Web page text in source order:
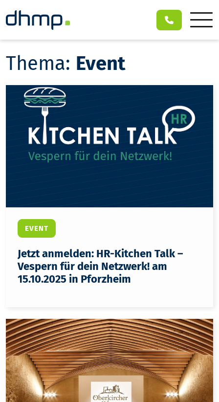
Thema: Event
EVENT
Jetzt anmelden: HR-Kitchen Talk –
Vespern für dein Netzwerk! am
15.10.2025 in Pforzheim